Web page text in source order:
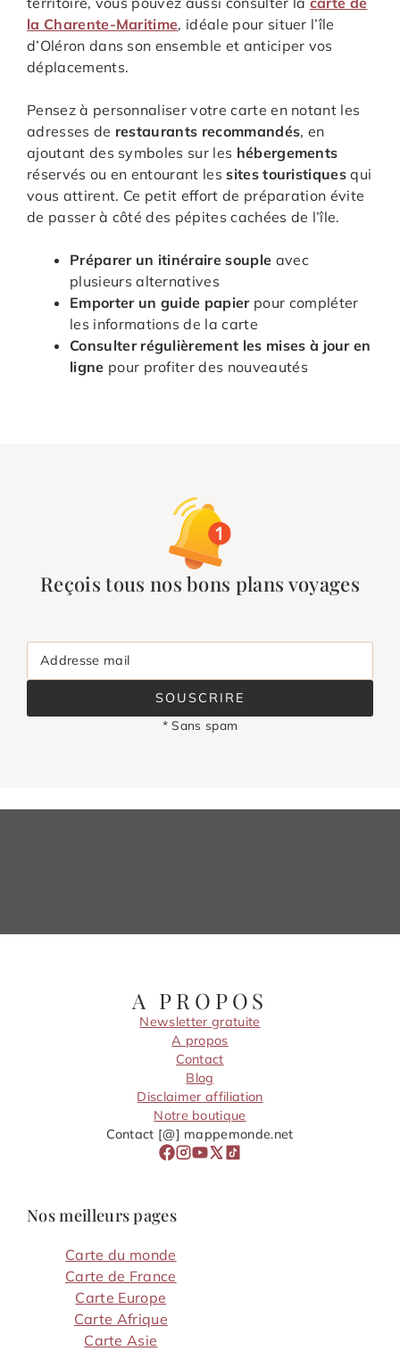
la Charente-Maritime, idéale pour situer l’île
d’Oléron dans son ensemble et anticiper vos
déplacements.
Pensez à personnaliser votre carte en notant les
adresses de restaurants recommandés, en
ajoutant des symboles sur les hébergements
réservés ou en entourant lessites touristiques qui
vous attirent. Ce petit effort de préparation évite
de passer à côté des pépites cachées de l’île.
Préparer un itinéraire souple avec
plusieurs alternatives
Emporter un guide papierpour compléter
les informations de la carte
Consulter régulièrement les mises à jour en
ligne pour profiter des nouveautés
Reçois tous nos bons plans voyages
Addresse mail
SOUSCRIRE
* Sans spam
A PROPOS
Newsletter gratuite
A propos
Contact
Blog
Disclaimer affiliation
Notre boutique
Contact [@] mappemonde.net
Nos meilleurs pages
Carte du monde
Carte de France
Carte Europe
Carte Afrique
Carte Asie